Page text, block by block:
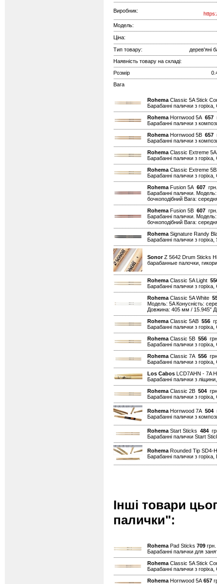
Виробник:
Модель:
Ціна:
Тип товару:
дерев'яні
Наявність товару на складі:
Розмір
Вага
Rohema Classic 5A Stick
Барабанні палички з
Rohema Hornwood 5A 657
Барабанні палички з
Rohema Hornwood 5B 657
Барабанні палички з
Rohema Classic Extreme
Барабанні палички з
Rohema Classic Extreme
Барабанні палички з
Rohema Fusion 5A 607
Барабанні палички.
бочкоподібний Вага:
Rohema Fusion 5B 607
Барабанні палички.
бочкоподібний Вага:
Rohema Signature Randy
Барабанні палички з
SonorZ 5642 Drum Sticks
барабанные палочки,
Rohema Classic 5A Light
Барабанні палички з
Rohema Classic 5A White
Модель: 5A Конусність:
Довжина: 405 мм / 15.945″
Rohema Classic 5AB 556
Барабанні палички з
Rohema Classic 5B 556
Барабанні палички з
Rohema Classic 7A 556
Барабанні палички з
Los Cabos LCD7AHN - 7A
Барабанні палички з
Rohema Classic 2B 504
Барабанні палички з
Rohema Hornwood 7A 504
Барабанні палички з
Rohema Start Sticks 484
Барабанні палички Start
Rohema Rounded Tip
Барабанні палички з
Інші товари
палички":
Rohema Pad Sticks 709
Барабанні палички для
Rohema Classic 5A Stick
Барабанні палички з
Rohema Hornwood 5A 657